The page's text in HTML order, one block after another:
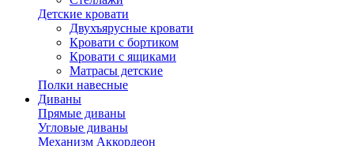
Детские кровати
Двухъярусные кровати
Кровати с бортиком
Кровати с ящиками
Матрасы детские
Полки навесные
Диваны
Прямые диваны
Угловые диваны
Механизм Аккордеон